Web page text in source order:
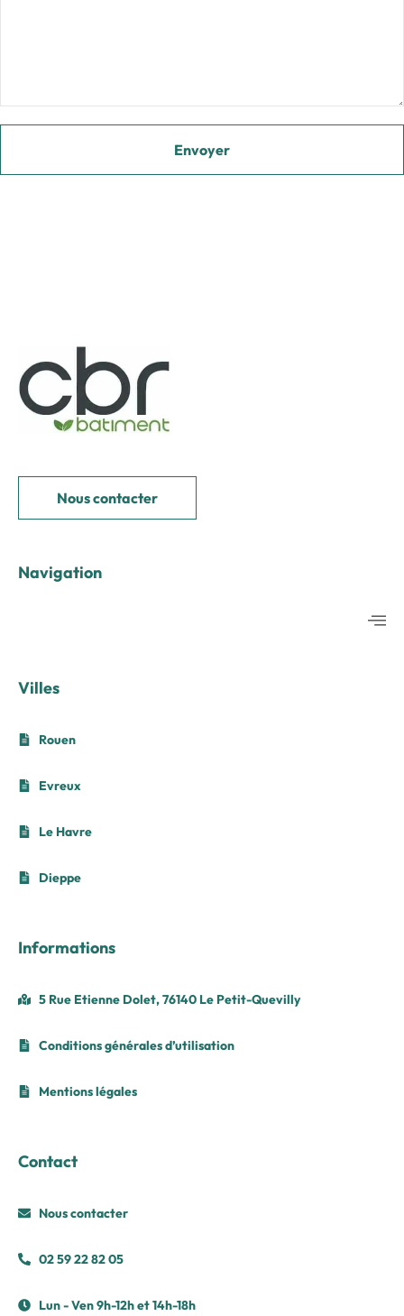
Nous contacter
Navigation
Villes
Rouen
Evreux
Le Havre
Dieppe
Informations
5 Rue Etienne Dolet, 76140 Le Petit-Quevilly
Conditions générales d’utilisation
Mentions légales
Contact
Nous contacter
02 59 22 82 05
Lun - Ven 9h-12h et 14h-18h